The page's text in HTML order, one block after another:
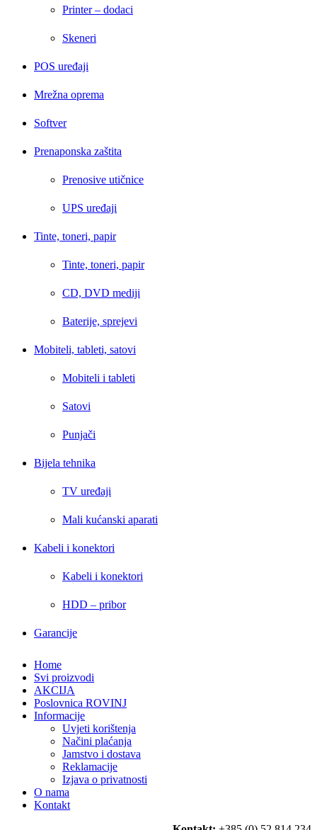
Printer – dodaci
Skeneri
POS uređaji
Mrežna oprema
Softver
Prenaponska zaštita
Prenosive utičnice
UPS uređaji
Tinte, toneri, papir
Tinte, toneri, papir
CD, DVD mediji
Baterije, sprejevi
Mobiteli, tableti, satovi
Mobiteli i tableti
Satovi
Punjači
Bijela tehnika
TV uređaji
Mali kućanski aparati
Kabeli i konektori
Kabeli i konektori
HDD – pribor
Garancije
Home
Svi proizvodi
AKCIJA
Poslovnica ROVINJ
Informacije
Uvjeti korištenja
Načini plaćanja
Jamstvo i dostava
Reklamacije
Izjava o privatnosti
O nama
Kontakt